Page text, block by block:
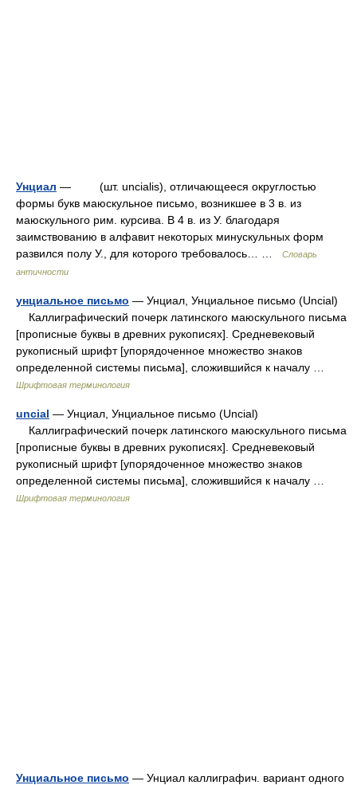
Унциал — (шт. uncialis), отличающееся округлостью
формы букв маюскульное письмо, возникшее в 3 в. из
маюскульного рим. курсива. В 4 в. из У. благодаря
заимствованию в алфавит некоторых минускульных форм
развился полу У., для которого требовалось… …
Словарь
античности
унциальное письмо — Унциал, Унциальное письмо (Uncial)
Каллиграфический почерк латинского маюскульного письма
[прописные буквы в древних рукописях]. Средневековый
рукописный шрифт [упорядоченное множество знаков
определенной системы письма], сложившийся к началу …
Шрифтовая терминология
uncial — Унциал, Унциальное письмо (Uncial)
Каллиграфический почерк латинского маюскульного письма
[прописные буквы в древних рукописях]. Средневековый
рукописный шрифт [упорядоченное множество знаков
определенной системы письма], сложившийся к началу …
Шрифтовая терминология
Унциальное письмо — Унциал каллиграфич. вариант одного